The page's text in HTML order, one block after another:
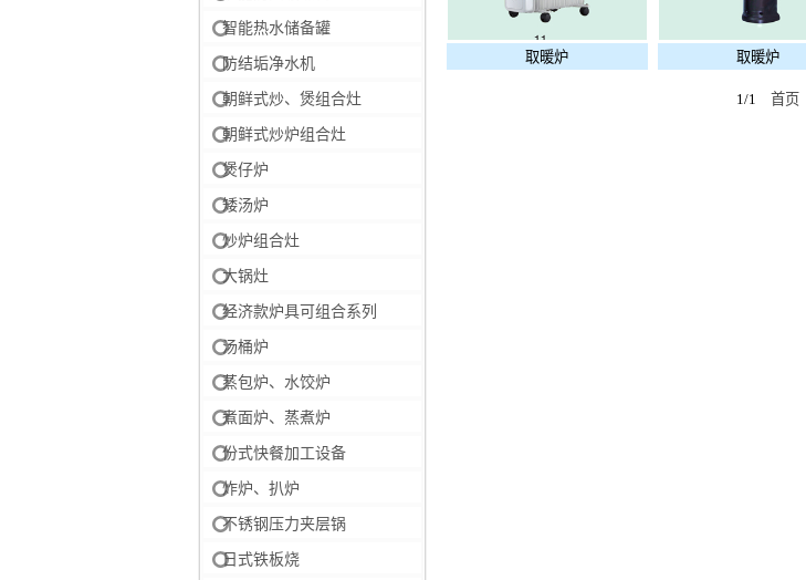
智能热水储备罐
防结垢净水机
朝鲜式炒、煲组合灶
朝鲜式炒炉组合灶
煲仔炉
矮汤炉
炒炉组合灶
大锅灶
经济款炉具可组合系列
汤桶炉
蒸包炉、水饺炉
煮面炉、蒸煮炉
份式快餐加工设备
炸炉、扒炉
不锈钢压力夹层锅
日式铁板烧
取暖炉 取暖炉
1/1 首页